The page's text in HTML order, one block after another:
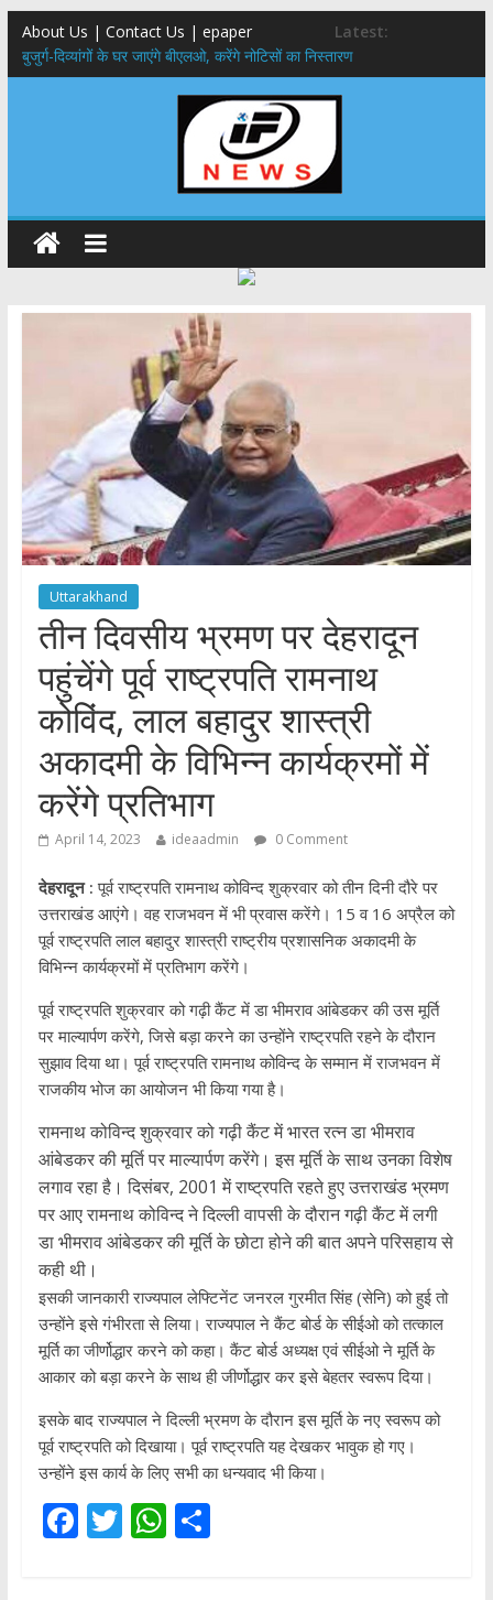
About Us | Contact Us | epaper
Latest:
बुजुर्ग-दिव्यांगों के घर जाएंगे बीएलओ, करेंगे नोटिसों का निस्तारण
24×7 अलर्ट मोड में रहें अधिकारी-मुख्य सचिव मानसून-एसईओसी से मुख्य सचिव ने
की विस्तृत समीक्षा कहा-बंद सड़कों को शीघ्र खोला जाए, लोगों को न हो दिक्कत
459 करोड़ से एचएनबी गढ़वाल विश्वविद्यालय में अनुसंधान संरचना होगी सुदृढ,उच्च
शिक्षा मंत्री धन सिंह रावत ने नवनियुक्त केन्द्रीय शिक्षा मंत्री से की मुलाकात
मुख्यमंत्री से महानिदेशक एनसीसी ने की शिष्टाचार भेंट,उत्तराखण्ड में एनसीसी के
विस्तार एवं आधुनिक आधारभूत संरचना के विकास पर हुई महत्वपूर्ण चर्चा
एमडीडीए बोर्ड बैठक, देहरादून और मसूरी के विकास के लिए 25 बड़े प्रस्तावों को मिली
हरी झंडी
Uttarakhand
तीन दिवसीय भ्रमण पर देहरादून
पहुंचेंगे पूर्व राष्ट्रपति रामनाथ
कोविंद, लाल बहादुर शास्त्री
अकादमी के विभिन्न कार्यक्रमों में
करेंगे प्रतिभाग
April 14, 2023 ideaadmin 0 Comment
देहरादून :पूर्व राष्ट्रपति रामनाथ कोविन्द शुक्रवार को तीन दिनी दौरे पर
उत्तराखंड आएंगे। वह राजभवन में भी प्रवास करेंगे। 15 व 16 अप्रैल को
पूर्व राष्ट्रपति लाल बहादुर शास्त्री राष्ट्रीय प्रशासनिक अकादमी के
विभिन्न कार्यक्रमों में प्रतिभाग करेंगे।
पूर्व राष्ट्रपति शुक्रवार को गढ़ी कैंट में डा भीमराव आंबेडकर की उस मूर्ति
पर माल्यार्पण करेंगे, जिसे बड़ा करने का उन्होंने राष्ट्रपति रहने के दौरान
सुझाव दिया था। पूर्व राष्ट्रपति रामनाथ कोविन्द के सम्मान में राजभवन में
राजकीय भोज का आयोजन भी किया गया है।
रामनाथ कोविन्द शुक्रवार को गढ़ी कैंट में भारत रत्न डा भीमराव
आंबेडकर की मूर्ति पर माल्यार्पण करेंगे। इस मूर्ति के साथ उनका विशेष
लगाव रहा है। दिसंबर, 2001 में राष्ट्रपति रहते हुए उत्तराखंड भ्रमण
पर आए रामनाथ कोविन्द ने दिल्ली वापसी के दौरान गढ़ी कैंट में लगी
डा भीमराव आंबेडकर की मूर्ति के छोटा होने की बात अपने परिसहाय से
कही थी।
इसकी जानकारी राज्यपाल लेफ्टिनेंट जनरल गुरमीत सिंह (सेनि) को हुई तो
उन्होंने इसे गंभीरता से लिया। राज्यपाल ने कैंट बोर्ड के सीईओ को तत्काल
मूर्ति का जीर्णोद्धार करने को कहा। कैंट बोर्ड अध्यक्ष एवं सीईओ ने मूर्ति के
आकार को बड़ा करने के साथ ही जीर्णोद्धार कर इसे बेहतर स्वरूप दिया।
इसके बाद राज्यपाल ने दिल्ली भ्रमण के दौरान इस मूर्ति के नए स्वरूप को
पूर्व राष्ट्रपति को दिखाया। पूर्व राष्ट्रपति यह देखकर भावुक हो गए।
उन्होंने इस कार्य के लिए सभी का धन्यवाद भी किया।
F T W S